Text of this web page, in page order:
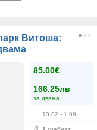
Витоша:
85.00€
166.25лв
за двама
13.02 - 1.09